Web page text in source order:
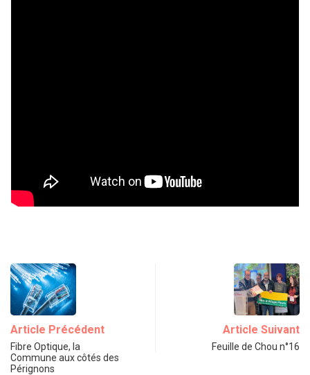
Article Précédent
Fibre Optique, la
Commune aux côtés des
Pérignons
Article Suivant
Feuille de Chou n°16